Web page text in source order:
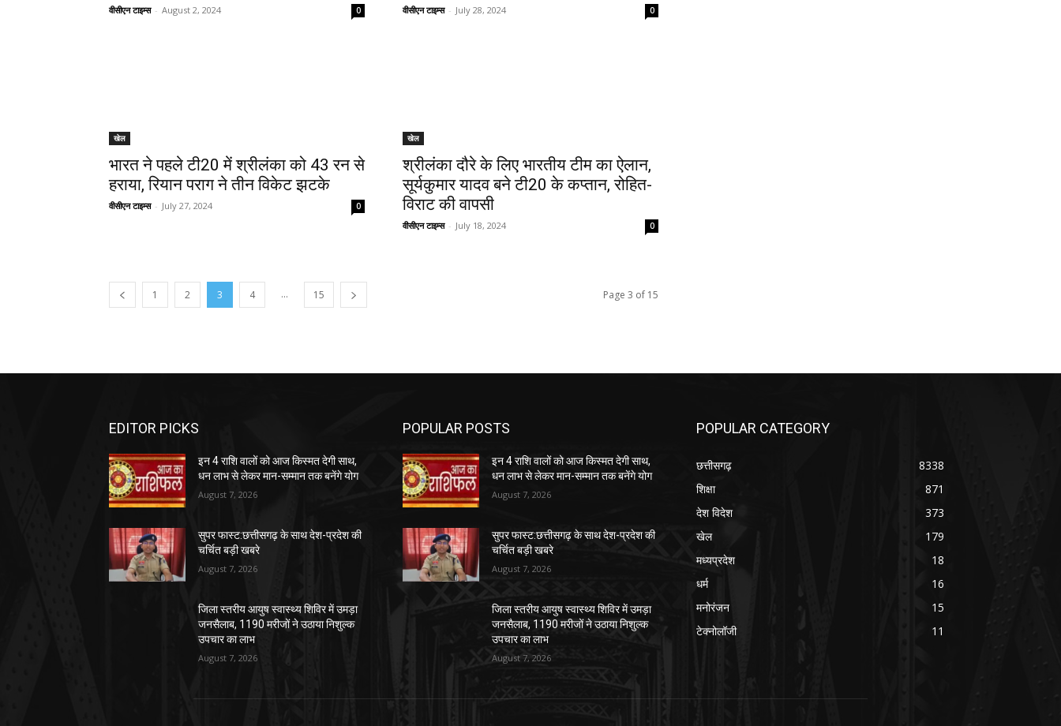
वीसीएन टाइम्स - August 2, 2024 0 वीसीएन टाइम्स - July 28, 2024 0
खेल
भारत ने पहले टी20 में श्रीलंका को 43 रन से
हराया, रियान पराग ने तीन विकेट झटके
वीसीएन टाइम्स - July 27, 2024 0
खेल
श्रीलंका दौरे के लिए भारतीय टीम का ऐलान,
सूर्यकुमार यादव बने टी20 के कप्तान, रोहित-
विराट की वापसी
वीसीएन टाइम्स - July 18, 2024 0
1 2 3 4 ... 15 Page 3 of 15
EDITOR PICKS
इन 4 राशि वालों को आज किस्मत देगी साथ,
धन लाभ से लेकर मान-सम्मान तक बनेंगे योग
August 7, 2026
सुपर फास्ट:छत्तीसगढ़ के साथ देश-प्रदेश की
चर्चित बड़ी खबरे
August 7, 2026
जिला स्तरीय आयुष स्वास्थ्य शिविर में उमड़ा
जनसैलाब, 1190 मरीजों ने उठाया निशुल्क
उपचार का लाभ
August 7, 2026
POPULAR POSTS
इन 4 राशि वालों को आज किस्मत देगी साथ,
धन लाभ से लेकर मान-सम्मान तक बनेंगे योग
August 7, 2026
सुपर फास्ट:छत्तीसगढ़ के साथ देश-प्रदेश की
चर्चित बड़ी खबरे
August 7, 2026
जिला स्तरीय आयुष स्वास्थ्य शिविर में उमड़ा
जनसैलाब, 1190 मरीजों ने उठाया निशुल्क
उपचार का लाभ
August 7, 2026
POPULAR CATEGORY
छत्तीसगढ़
8338
शिक्षा
871
देश विदेश
373
खेल
179
मध्यप्रदेश
18
धर्म
16
मनोरंजन
15
टेक्नोलॉजी
11